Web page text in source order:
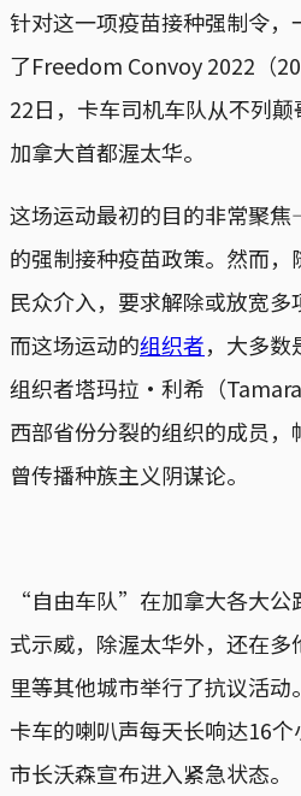
针对这一项疫苗接种强制令
了Freedom Convoy 2022（
22日，卡车司机车队从不列
加拿大首都渥太华。
这场运动最初的目的非常聚
的强制接种疫苗政策。然而
民众介入，要求解除或放宽多
而这场运动的组织者，大多数
组织者塔玛拉·利希（
西部省份分裂的组织的成员
曾传播种族主义阴谋论。
“自由车队”在加拿大各大公
式示威，除渥太华外，还在
里等其他城市举行了抗议活动
卡车的喇叭声每天长响达16
市长沃森宣布进入紧急状态。